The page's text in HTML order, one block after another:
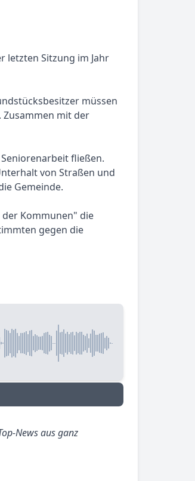
letzten Sitzung im Jahr
müssen
Zusammen mit der
fließen.
von Straßen und
Gemeinde.
Kommunen" die
gegen die
News aus ganz